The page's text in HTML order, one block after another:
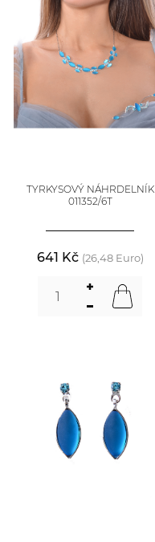
TYRKYSOVÝ NÁHRDELNÍK
011352/6T
641 Kč (26,48 Euro)